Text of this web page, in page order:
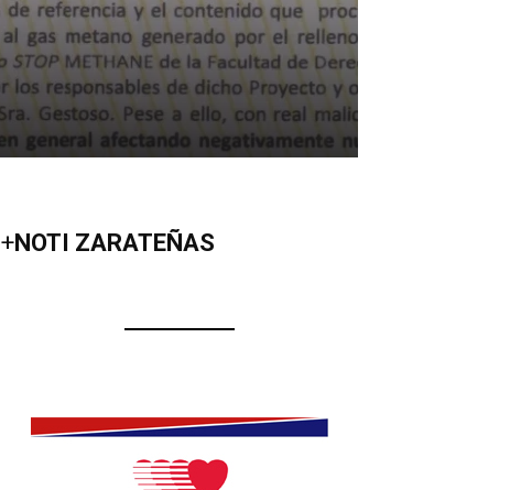
+NOTI ZARATEÑAS